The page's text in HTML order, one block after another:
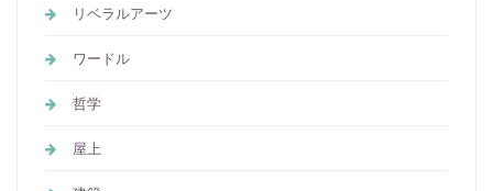
リベラルアーツ
ワードル
哲学
屋上